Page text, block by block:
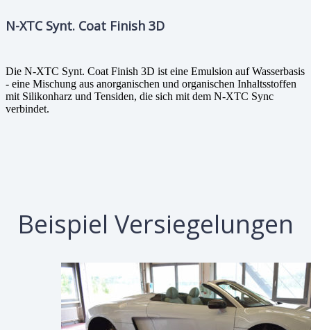
N-XTC Synt. Coat Finish 3D
Die N-XTC Synt. Coat Finish 3D ist eine Emulsion auf Wasserbasis
- eine Mischung aus anorganischen und organischen Inhaltsstoffen
mit Silikonharz und Tensiden, die sich mit dem N-XTC Sync
verbindet.
Beispiel Versiegelungen